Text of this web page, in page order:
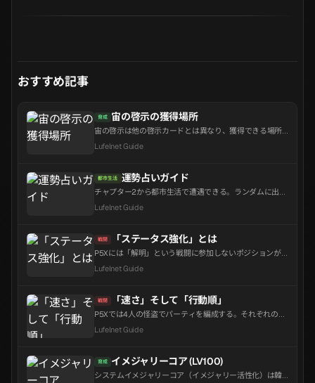
おすすめ記事
育成 宙の啓示の獲得場所
宙の啓示は他の啓示カードとは異なり、獲得できる場所
が非常に限られています。オプションもランダムである
ため、できるだけ多く確保し、良いオプションを得る確
- 悪夢の門（バージョンごとにリセット）主要獲得場所 -
コンパニオショップ交換 プ...
Lufelnet Guide
都市生活 運勢占いガイド
チャプター2から都市生活で遭遇できる。ランダムに出現
するが、思ったより頻度が低く、関連するアチーブメン
トも存在するため、見かけるたびに試すのが良いだろ
Lufelnet Guide
戦闘 「ステータス強化」とは
P5Xには「解明」という戦闘に参加しないポジションが
存在する。このポジションのキャラクターは各行動にク
ールタイムがあり、味方が行動するたびにそのクールタ
与える形で機能する。
Lufelnet Guide
戦闘 「速さ」そして「行動順」
P5Xでは4人の怪盗でパーティを編成する。それぞれの行
動順は戦闘開始前に決定される。この順序は、限られた
ターン内で戦闘を行う悪夢の門や心の海において非常に
インナップに表示されている順に行動し、これは速さに
よって決...
Lufelnet Guide
育成 イメジャリーコア (LV100)
システムイメジャリーコア（イメジャリー活性化）は韓